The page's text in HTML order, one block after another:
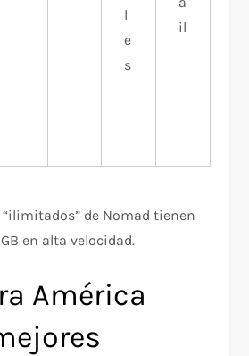
l
e
s
il
de Nomad tienen
en alta velocidad.​
América